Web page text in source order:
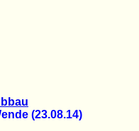
(23.08.14)